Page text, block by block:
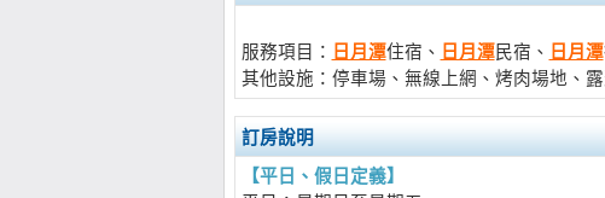
服務項目： 日月潭住宿、 日月潭民宿、 日月潭
其他設施：停車場、無線上網、烤肉場地、
訂房說明
【平日、假日定義】